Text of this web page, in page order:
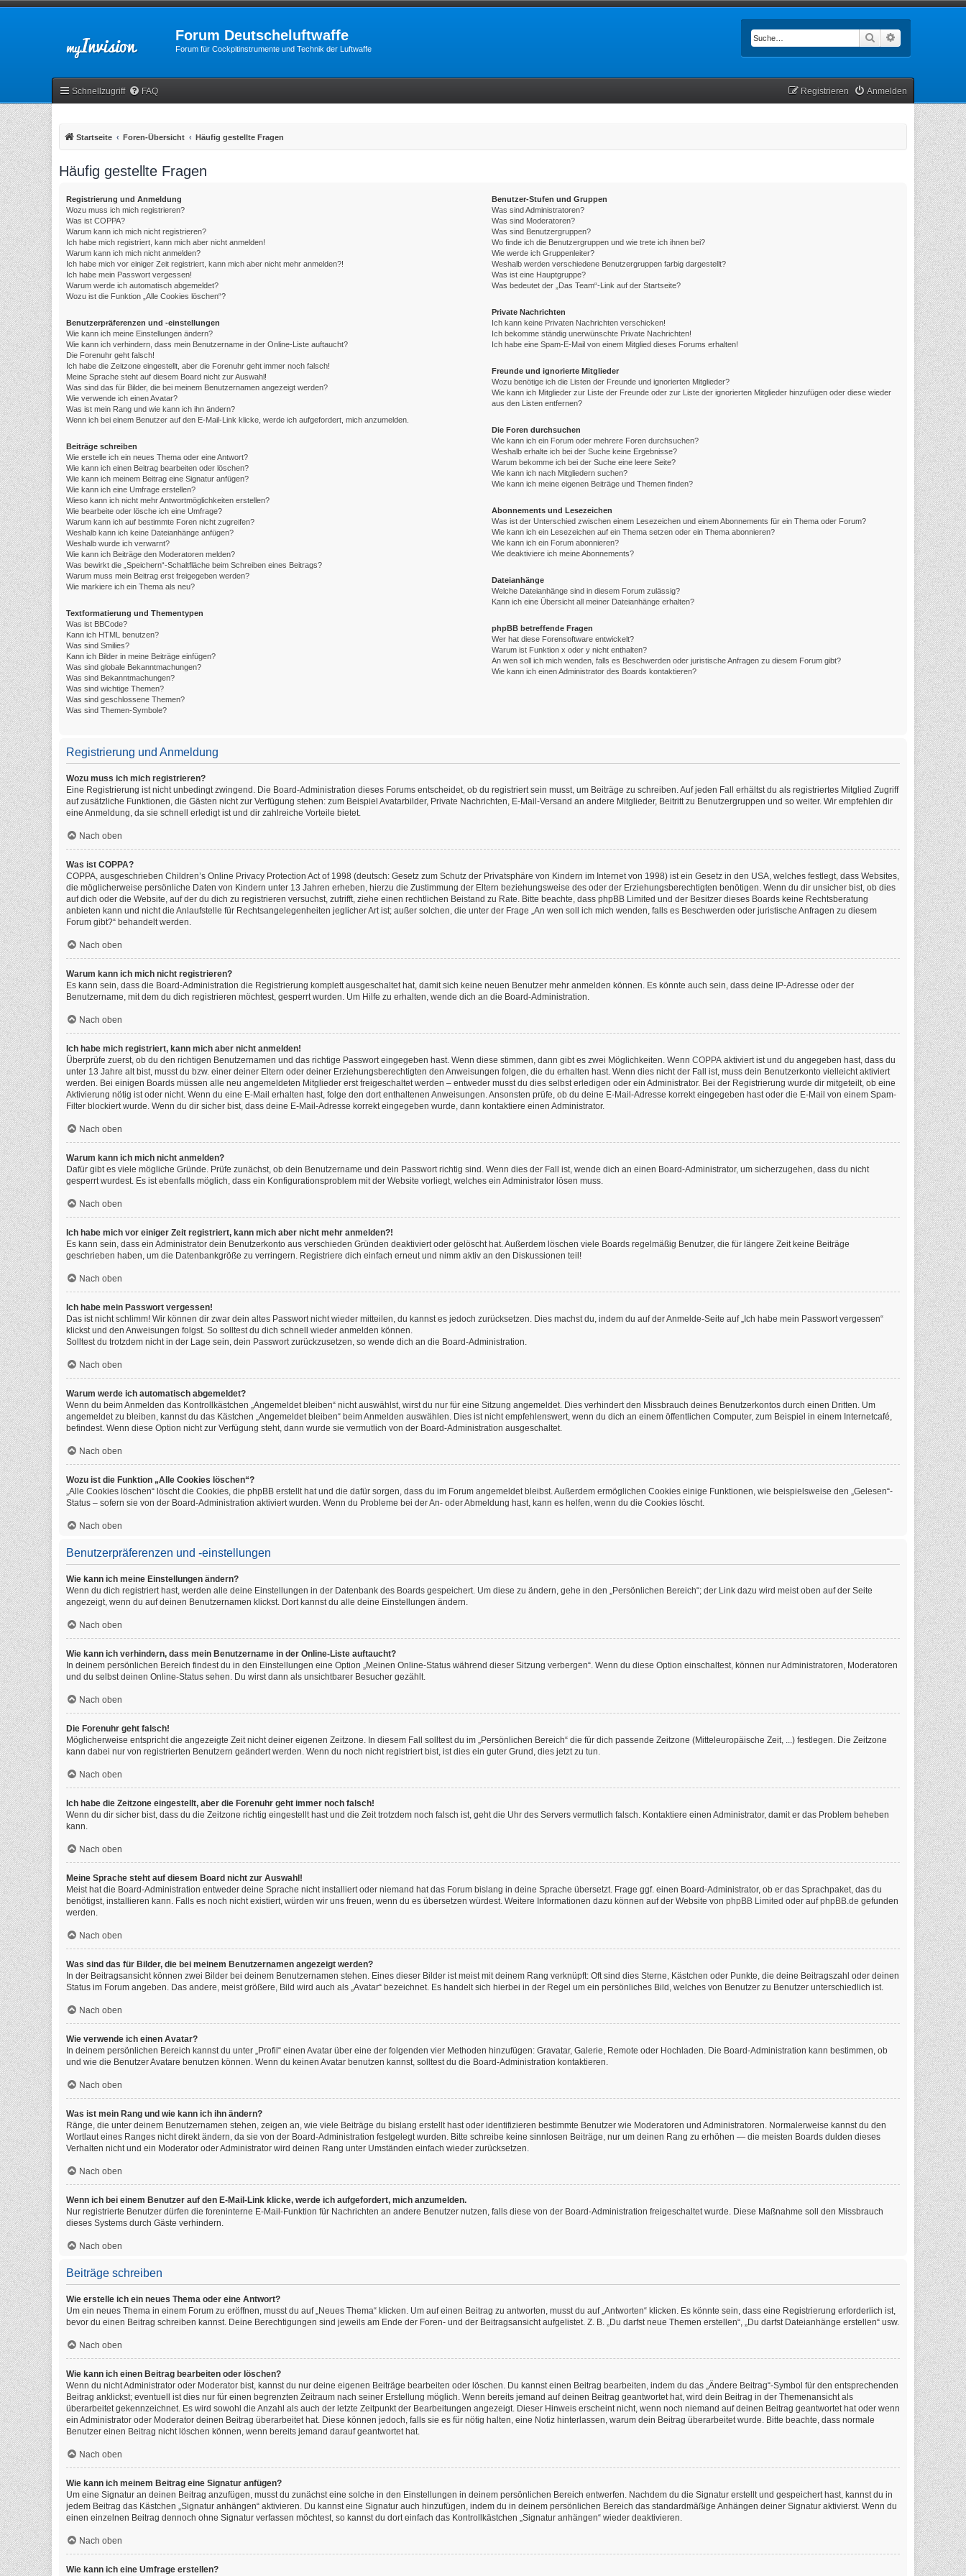
Forum Deutscheluftwaffe
Forum für Cockpitinstrumente und Technik der Luftwaffe
Suche
Schnellzugriff FAQ Anmelden
Registrieren
Startseite Foren-Übersicht Häufig gestellte Fragen
Häufig gestellte Fragen
Registrierung und Anmeldung
Wozu muss ich mich registrieren?
Was ist COPPA?
Warum kann ich mich nicht registrieren?
Ich habe mich registriert, kann mich aber nicht anmelden!
Warum kann ich mich nicht anmelden?
Ich habe mich vor einiger Zeit registriert, kann mich aber nicht mehr anmelden?!
Ich habe mein Passwort vergessen!
Warum werde ich automatisch abgemeldet?
Wozu ist die Funktion „Alle Cookies löschen“?
Benutzerpräferenzen und -einstellungen
Wie kann ich meine Einstellungen ändern?
Wie kann ich verhindern, dass mein Benutzername in der Online-Liste auftaucht?
Die Forenuhr geht falsch!
Ich habe die Zeitzone eingestellt, aber die Forenuhr geht immer noch falsch!
Meine Sprache steht auf diesem Board nicht zur Auswahl!
Was sind das für Bilder, die bei meinem Benutzernamen angezeigt werden?
Wie verwende ich einen Avatar?
Was ist mein Rang und wie kann ich ihn ändern?
Wenn ich bei einem Benutzer auf den E-Mail-Link klicke, werde ich aufgefordert, mich anzumelden.
Beiträge schreiben
Wie erstelle ich ein neues Thema oder eine Antwort?
Wie kann ich einen Beitrag bearbeiten oder löschen?
Wie kann ich meinem Beitrag eine Signatur anfügen?
Wie kann ich eine Umfrage erstellen?
Wieso kann ich nicht mehr Antwortmöglichkeiten erstellen?
Wie bearbeite oder lösche ich eine Umfrage?
Warum kann ich auf bestimmte Foren nicht zugreifen?
Weshalb kann ich keine Dateianhänge anfügen?
Weshalb wurde ich verwarnt?
Wie kann ich Beiträge den Moderatoren melden?
Was bewirkt die „Speichern“-Schaltfläche beim Schreiben eines Beitrags?
Warum muss mein Beitrag erst freigegeben werden?
Wie markiere ich ein Thema als neu?
Textformatierung und Thementypen
Was ist BBCode?
Kann ich HTML benutzen?
Was sind Smilies?
Kann ich Bilder in meine Beiträge einfügen?
Was sind globale Bekanntmachungen?
Was sind Bekanntmachungen?
Was sind wichtige Themen?
Was sind geschlossene Themen?
Was sind Themen-Symbole?
Benutzer-Stufen und Gruppen
Was sind Administratoren?
Was sind Moderatoren?
Was sind Benutzergruppen?
Wo finde ich die Benutzergruppen und wie trete ich ihnen bei?
Wie werde ich Gruppenleiter?
Weshalb werden verschiedene Benutzergruppen farbig dargestellt?
Was ist eine Hauptgruppe?
Was bedeutet der „Das Team“-Link auf der Startseite?
Private Nachrichten
Ich kann keine Privaten Nachrichten verschicken!
Ich bekomme ständig unerwünschte Private Nachrichten!
Ich habe eine Spam-E-Mail von einem Mitglied dieses Forums erhalten!
Freunde und ignorierte Mitglieder
Wozu benötige ich die Listen der Freunde und ignorierten Mitglieder?
Wie kann ich Mitglieder zur Liste der Freunde oder zur Liste der ignorierten Mitglieder hinzufügen oder diese wieder
aus den Listen entfernen?
Die Foren durchsuchen
Wie kann ich ein Forum oder mehrere Foren durchsuchen?
Weshalb erhalte ich bei der Suche keine Ergebnisse?
Warum bekomme ich bei der Suche eine leere Seite?
Wie kann ich nach Mitgliedern suchen?
Wie kann ich meine eigenen Beiträge und Themen finden?
Abonnements und Lesezeichen
Was ist der Unterschied zwischen einem Lesezeichen und einem Abonnements für ein Thema oder Forum?
Wie kann ich ein Lesezeichen auf ein Thema setzen oder ein Thema abonnieren?
Wie kann ich ein Forum abonnieren?
Wie deaktiviere ich meine Abonnements?
Dateianhänge
Welche Dateianhänge sind in diesem Forum zulässig?
Kann ich eine Übersicht all meiner Dateianhänge erhalten?
phpBB betreffende Fragen
Wer hat diese Forensoftware entwickelt?
Warum ist Funktion x oder y nicht enthalten?
An wen soll ich mich wenden, falls es Beschwerden oder juristische Anfragen zu diesem Forum gibt?
Wie kann ich einen Administrator des Boards kontaktieren?
Registrierung und Anmeldung
Wozu muss ich mich registrieren?
Eine Registrierung ist nicht unbedingt zwingend. Die Board-Administration dieses Forums entscheidet, ob du registriert sein musst, um Beiträge zu schreiben. Auf jeden Fall erhältst du als registriertes Mitglied Zugriff
auf zusätzliche Funktionen, die Gästen nicht zur Verfügung stehen: zum Beispiel Avatarbilder, Private Nachrichten, E-Mail-Versand an andere Mitglieder, Beitritt zu Benutzergruppen und so weiter. Wir empfehlen dir
eine Anmeldung, da sie schnell erledigt ist und dir zahlreiche Vorteile bietet.
Nach oben
Was ist COPPA?
COPPA, ausgeschrieben Children’s Online Privacy Protection Act of 1998 (deutsch: Gesetz zum Schutz der Privatsphäre von Kindern im Internet von 1998) ist ein Gesetz in den USA, welches festlegt, dass Websites,
die möglicherweise persönliche Daten von Kindern unter 13 Jahren erheben, hierzu die Zustimmung der Eltern beziehungsweise des oder der Erziehungsberechtigten benötigen. Wenn du dir unsicher bist, ob dies
auf dich oder die Website, auf der du dich zu registrieren versuchst, zutrifft, ziehe einen rechtlichen Beistand zu Rate. Bitte beachte, dass phpBB Limited und der Besitzer dieses Boards keine Rechtsberatung
anbieten kann und nicht die Anlaufstelle für Rechtsangelegenheiten jeglicher Art ist; außer solchen, die unter der Frage „An wen soll ich mich wenden, falls es Beschwerden oder juristische Anfragen zu diesem
Forum gibt?“ behandelt werden.
Nach oben
Warum kann ich mich nicht registrieren?
Es kann sein, dass die Board-Administration die Registrierung komplett ausgeschaltet hat, damit sich keine neuen Benutzer mehr anmelden können. Es könnte auch sein, dass deine IP-Adresse oder der
Benutzername, mit dem du dich registrieren möchtest, gesperrt wurden. Um Hilfe zu erhalten, wende dich an die Board-Administration.
Nach oben
Ich habe mich registriert, kann mich aber nicht anmelden!
Überprüfe zuerst, ob du den richtigen Benutzernamen und das richtige Passwort eingegeben hast. Wenn diese stimmen, dann gibt es zwei Möglichkeiten. Wenn COPPA aktiviert ist und du angegeben hast, dass du
unter 13 Jahre alt bist, musst du bzw. einer deiner Eltern oder deiner Erziehungsberechtigten den Anweisungen folgen, die du erhalten hast. Wenn dies nicht der Fall ist, muss dein Benutzerkonto vielleicht aktiviert
werden. Bei einigen Boards müssen alle neu angemeldeten Mitglieder erst freigeschaltet werden – entweder musst du dies selbst erledigen oder ein Administrator. Bei der Registrierung wurde dir mitgeteilt, ob eine
Aktivierung nötig ist oder nicht. Wenn du eine E-Mail erhalten hast, folge den dort enthaltenen Anweisungen. Ansonsten prüfe, ob du deine E-Mail-Adresse korrekt eingegeben hast oder die E-Mail von einem Spam-
Filter blockiert wurde. Wenn du dir sicher bist, dass deine E-Mail-Adresse korrekt eingegeben wurde, dann kontaktiere einen Administrator.
Nach oben
Warum kann ich mich nicht anmelden?
Dafür gibt es viele mögliche Gründe. Prüfe zunächst, ob dein Benutzername und dein Passwort richtig sind. Wenn dies der Fall ist, wende dich an einen Board-Administrator, um sicherzugehen, dass du nicht
gesperrt wurdest. Es ist ebenfalls möglich, dass ein Konfigurationsproblem mit der Website vorliegt, welches ein Administrator lösen muss.
Nach oben
Ich habe mich vor einiger Zeit registriert, kann mich aber nicht mehr anmelden?!
Es kann sein, dass ein Administrator dein Benutzerkonto aus verschieden Gründen deaktiviert oder gelöscht hat. Außerdem löschen viele Boards regelmäßig Benutzer, die für längere Zeit keine Beiträge
geschrieben haben, um die Datenbankgröße zu verringern. Registriere dich einfach erneut und nimm aktiv an den Diskussionen teil!
Nach oben
Ich habe mein Passwort vergessen!
Das ist nicht schlimm! Wir können dir zwar dein altes Passwort nicht wieder mitteilen, du kannst es jedoch zurücksetzen. Dies machst du, indem du auf der Anmelde-Seite auf „Ich habe mein Passwort vergessen“
klickst und den Anweisungen folgst. So solltest du dich schnell wieder anmelden können.
Solltest du trotzdem nicht in der Lage sein, dein Passwort zurückzusetzen, so wende dich an die Board-Administration.
Nach oben
Warum werde ich automatisch abgemeldet?
Wenn du beim Anmelden das Kontrollkästchen „Angemeldet bleiben“ nicht auswählst, wirst du nur für eine Sitzung angemeldet. Dies verhindert den Missbrauch deines Benutzerkontos durch einen Dritten. Um
angemeldet zu bleiben, kannst du das Kästchen „Angemeldet bleiben“ beim Anmelden auswählen. Dies ist nicht empfehlenswert, wenn du dich an einem öffentlichen Computer, zum Beispiel in einem Internetcafé,
befindest. Wenn diese Option nicht zur Verfügung steht, dann wurde sie vermutlich von der Board-Administration ausgeschaltet.
Nach oben
Wozu ist die Funktion „Alle Cookies löschen“?
„Alle Cookies löschen“ löscht die Cookies, die phpBB erstellt hat und die dafür sorgen, dass du im Forum angemeldet bleibst. Außerdem ermöglichen Cookies einige Funktionen, wie beispielsweise den „Gelesen“-
Status – sofern sie von der Board-Administration aktiviert wurden. Wenn du Probleme bei der An- oder Abmeldung hast, kann es helfen, wenn du die Cookies löscht.
Nach oben
Benutzerpräferenzen und -einstellungen
Wie kann ich meine Einstellungen ändern?
Wenn du dich registriert hast, werden alle deine Einstellungen in der Datenbank des Boards gespeichert. Um diese zu ändern, gehe in den „Persönlichen Bereich“; der Link dazu wird meist oben auf der Seite
angezeigt, wenn du auf deinen Benutzernamen klickst. Dort kannst du alle deine Einstellungen ändern.
Nach oben
Wie kann ich verhindern, dass mein Benutzername in der Online-Liste auftaucht?
In deinem persönlichen Bereich findest du in den Einstellungen eine Option „Meinen Online-Status während dieser Sitzung verbergen“. Wenn du diese Option einschaltest, können nur Administratoren, Moderatoren
und du selbst deinen Online-Status sehen. Du wirst dann als unsichtbarer Besucher gezählt.
Nach oben
Die Forenuhr geht falsch!
Möglicherweise entspricht die angezeigte Zeit nicht deiner eigenen Zeitzone. In diesem Fall solltest du im „Persönlichen Bereich“ die für dich passende Zeitzone (Mitteleuropäische Zeit, ...) festlegen. Die Zeitzone
kann dabei nur von registrierten Benutzern geändert werden. Wenn du noch nicht registriert bist, ist dies ein guter Grund, dies jetzt zu tun.
Nach oben
Ich habe die Zeitzone eingestellt, aber die Forenuhr geht immer noch falsch!
Wenn du dir sicher bist, dass du die Zeitzone richtig eingestellt hast und die Zeit trotzdem noch falsch ist, geht die Uhr des Servers vermutlich falsch. Kontaktiere einen Administrator, damit er das Problem beheben
kann.
Nach oben
Meine Sprache steht auf diesem Board nicht zur Auswahl!
Meist hat die Board-Administration entweder deine Sprache nicht installiert oder niemand hat das Forum bislang in deine Sprache übersetzt. Frage ggf. einen Board-Administrator, ob er das Sprachpaket, das du
benötigst, installieren kann. Falls es noch nicht existiert, würden wir uns freuen, wenn du es übersetzen würdest. Weitere Informationen dazu können auf der Website von phpBB Limited oder aufphpBB.de gefunden
werden.
Nach oben
Was sind das für Bilder, die bei meinem Benutzernamen angezeigt werden?
In der Beitragsansicht können zwei Bilder bei deinem Benutzernamen stehen. Eines dieser Bilder ist meist mit deinem Rang verknüpft: Oft sind dies Sterne, Kästchen oder Punkte, die deine Beitragszahl oder deinen
Status im Forum angeben. Das andere, meist größere, Bild wird auch als „Avatar“ bezeichnet. Es handelt sich hierbei in der Regel um ein persönliches Bild, welches von Benutzer zu Benutzer unterschiedlich ist.
Nach oben
Wie verwende ich einen Avatar?
In deinem persönlichen Bereich kannst du unter „Profil“ einen Avatar über eine der folgenden vier Methoden hinzufügen: Gravatar, Galerie, Remote oder Hochladen. Die Board-Administration kann bestimmen, ob
und wie die Benutzer Avatare benutzen können. Wenn du keinen Avatar benutzen kannst, solltest du die Board-Administration kontaktieren.
Nach oben
Was ist mein Rang und wie kann ich ihn ändern?
Ränge, die unter deinem Benutzernamen stehen, zeigen an, wie viele Beiträge du bislang erstellt hast oder identifizieren bestimmte Benutzer wie Moderatoren und Administratoren. Normalerweise kannst du den
Wortlaut eines Ranges nicht direkt ändern, da sie von der Board-Administration festgelegt wurden. Bitte schreibe keine sinnlosen Beiträge, nur um deinen Rang zu erhöhen — die meisten Boards dulden dieses
Verhalten nicht und ein Moderator oder Administrator wird deinen Rang unter Umständen einfach wieder zurücksetzen.
Nach oben
Wenn ich bei einem Benutzer auf den E-Mail-Link klicke, werde ich aufgefordert, mich anzumelden.
Nur registrierte Benutzer dürfen die foreninterne E-Mail-Funktion für Nachrichten an andere Benutzer nutzen, falls diese von der Board-Administration freigeschaltet wurde. Diese Maßnahme soll den Missbrauch
dieses Systems durch Gäste verhindern.
Nach oben
Beiträge schreiben
Wie erstelle ich ein neues Thema oder eine Antwort?
Um ein neues Thema in einem Forum zu eröffnen, musst du auf „Neues Thema“ klicken. Um auf einen Beitrag zu antworten, musst du auf „Antworten“ klicken. Es könnte sein, dass eine Registrierung erforderlich ist,
bevor du einen Beitrag schreiben kannst. Deine Berechtigungen sind jeweils am Ende der Foren- und der Beitragsansicht aufgelistet. Z. B. „Du darfst neue Themen erstellen“, „Du darfst Dateianhänge erstellen“ usw.
Nach oben
Wie kann ich einen Beitrag bearbeiten oder löschen?
Wenn du nicht Administrator oder Moderator bist, kannst du nur deine eigenen Beiträge bearbeiten oder löschen. Du kannst einen Beitrag bearbeiten, indem du das „Ändere Beitrag“-Symbol für den entsprechenden
Beitrag anklickst; eventuell ist dies nur für einen begrenzten Zeitraum nach seiner Erstellung möglich. Wenn bereits jemand auf deinen Beitrag geantwortet hat, wird dein Beitrag in der Themenansicht als
überarbeitet gekennzeichnet. Es wird sowohl die Anzahl als auch der letzte Zeitpunkt der Bearbeitungen angezeigt. Dieser Hinweis erscheint nicht, wenn noch niemand auf deinen Beitrag geantwortet hat oder wenn
ein Administrator oder Moderator deinen Beitrag überarbeitet hat. Diese können jedoch, falls sie es für nötig halten, eine Notiz hinterlassen, warum dein Beitrag überarbeitet wurde. Bitte beachte, dass normale
Benutzer einen Beitrag nicht löschen können, wenn bereits jemand darauf geantwortet hat.
Nach oben
Wie kann ich meinem Beitrag eine Signatur anfügen?
Um eine Signatur an deinen Beitrag anzufügen, musst du zunächst eine solche in den Einstellungen in deinem persönlichen Bereich entwerfen. Nachdem du die Signatur erstellt und gespeichert hast, kannst du in
jedem Beitrag das Kästchen „Signatur anhängen“ aktivieren. Du kannst eine Signatur auch hinzufügen, indem du in deinem persönlichen Bereich das standardmäßige Anhängen deiner Signatur aktivierst. Wenn du
einen einzelnen Beitrag dennoch ohne Signatur verfassen möchtest, so kannst du dort einfach das Kontrollkästchen „Signatur anhängen“ wieder deaktivieren.
Nach oben
Wie kann ich eine Umfrage erstellen?